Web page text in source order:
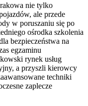
nie tylko
ale przede
w poruszaniu się po
ośrodka szkolenia
bezpieczeństwa na
egzaminu
rynek usług
a przyszli kierowcy
techniki
zaplecze